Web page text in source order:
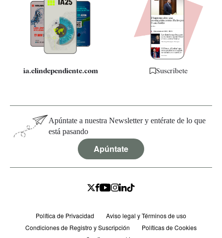
Quiénes somos
Especificaciones
ia.elindependiente.com Suscríbete
Apúntate a nuestra Newsletter y entérate de lo que
está pasando
Apúntate
Política de Privacidad
Aviso legal y Términos de uso
Condiciones de Registro y Suscripción
Políticas de Cookies